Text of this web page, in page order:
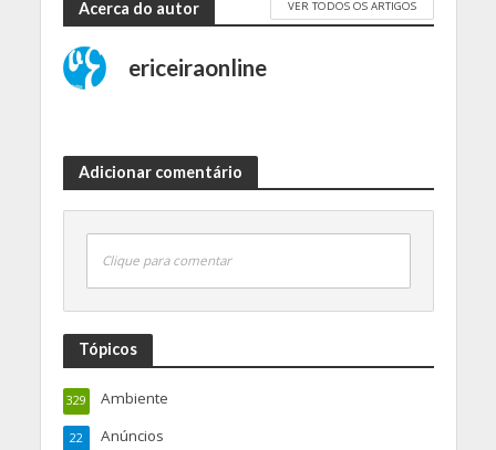
Acerca do autor VER TODOS OS ARTIGOS
ericeiraonline
Adicionar comentário
Clique para comentar
Tópicos
Ambiente
329
Anúncios
22